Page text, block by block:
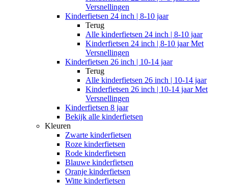
Versnellingen
Kinderfietsen 24 inch | 8-10 jaar
Terug
Alle kinderfietsen 24 inch | 8-10 jaar
Kinderfietsen 24 inch | 8-10 jaar Met
Versnellingen
Kinderfietsen 26 inch | 10-14 jaar
Terug
Alle kinderfietsen 26 inch | 10-14 jaar
Kinderfietsen 26 inch | 10-14 jaar Met
Versnellingen
Kinderfietsen 8 jaar
Bekijk alle kinderfietsen
Kleuren
Zwarte kinderfietsen
Roze kinderfietsen
Rode kinderfietsen
Blauwe kinderfietsen
Oranje kinderfietsen
Witte kinderfietsen